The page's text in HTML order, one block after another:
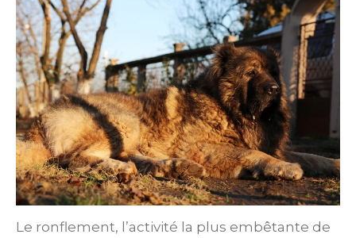
Le ronflement, l’activité la plus embêtante de